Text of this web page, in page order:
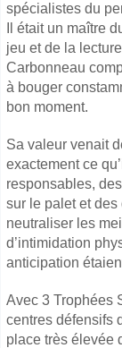
spécialistes du
Il était un maître
jeu et de la
Carbonneau
à bouger
bon moment.
Sa valeur venait
exactement ce
responsables,
sur le palet et
neutraliser les
d’intimidation
anticipation
Avec 3 Trophées
centres défensifs
place très élevée